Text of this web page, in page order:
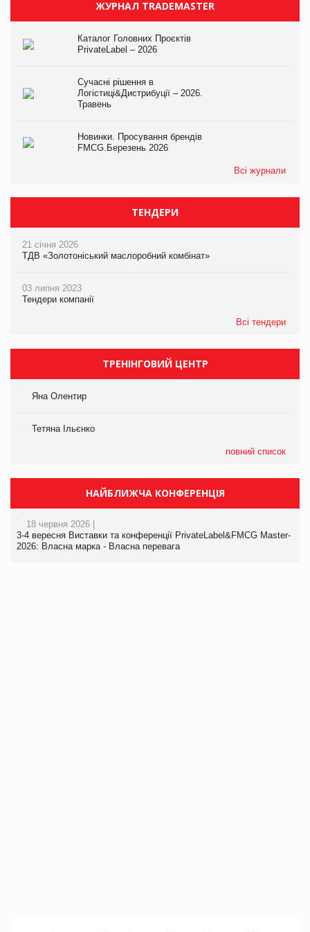
ЖУРНАЛ TRADEMASTER
Каталог Головних Проєктів
PrivateLabel – 2026
Сучасні рішення в
Логістиці&Дистрибуції – 2026.
Травень
Новинки. Просування брендів
FMCG.Березень 2026
Всі журнали
ТЕНДЕРИ
21 січня 2026
ТДВ «Золотоніський маслоробний комбінат»
03 липня 2023
Тендери компанії
Всі тендери
ТРЕНІНГОВИЙ ЦЕНТР
Яна Олентир
Тетяна Ільєнко
повний список
НАЙБЛИЖЧА КОНФЕРЕНЦІЯ
18 червня 2026 |
3-4 вересня Виставки та конференції PrivateLabel&FMCG Master-
2026: Власна марка - Власна перевага